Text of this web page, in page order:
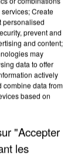
Voir plus
DES
Create
personalised
prevent and
and content;
may
data to offer
actively
combine data from
based on
"Accepter
les